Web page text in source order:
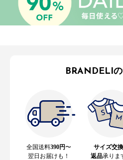
BRANDELI
全国送料390円〜
翌日お届けも！
サイズ交換
返品承りま